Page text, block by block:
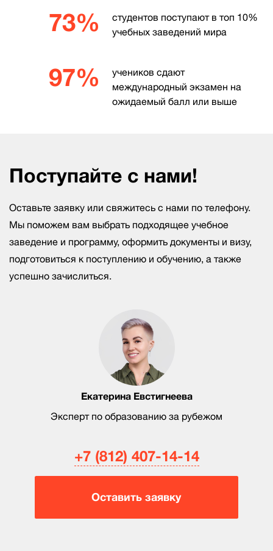
73%
студентов поступают в топ 10%
учебных заведений мира
97%
учеников сдают
международный экзамен на
ожидаемый балл или выше
Поступайте с нами!
Екатерина Евстигнеева
Эксперт по образованию за рубежом
Оставьте заявку или свяжитесь с нами по телефону.
Мы поможем вам выбрать подходящее учебное
заведение и программу, оформить документы и визу,
подготовиться к поступлению и обучению, а также
успешно зачислиться.
+7 (812) 407-14-14
Оставить заявку